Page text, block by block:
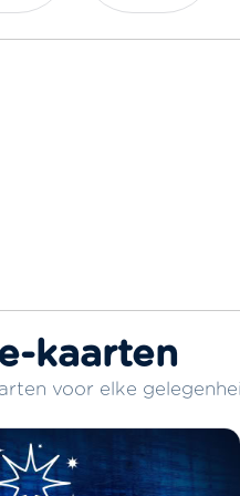
kaarten
voor elke